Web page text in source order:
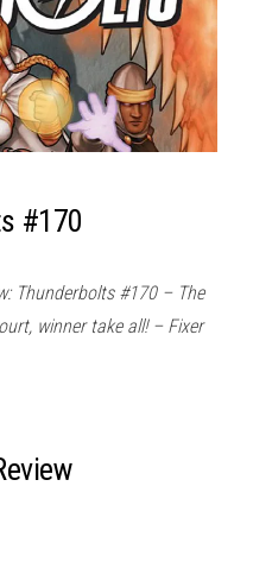
#170
Thunderbolts #170 – The
winner take all! – Fixer